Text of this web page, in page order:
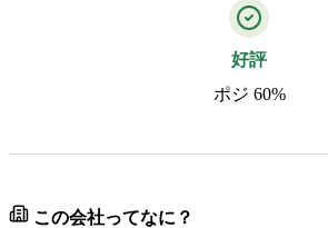
好評
ポジ 60%
この会社ってなに？